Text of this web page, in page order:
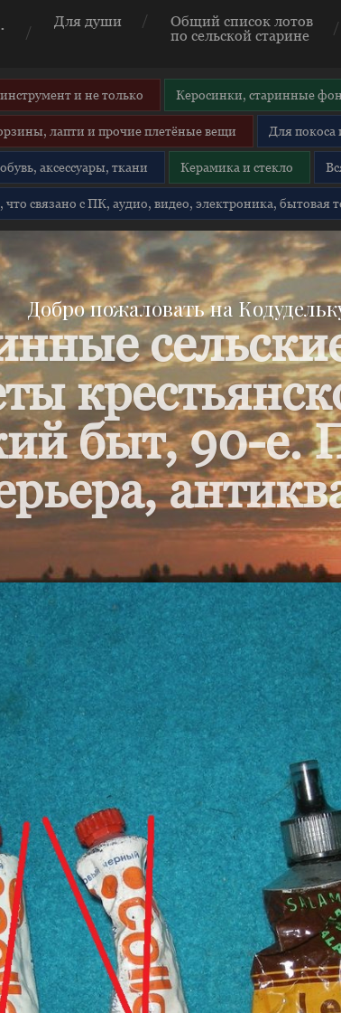
Для души
Общий список лотов
по сельской старине
и не только Керосинки, старинные
лапти и прочие плетёные вещи Для покоса
аксессуары, ткани Керамика и стекло
что связано с ПК, аудио, видео, электроника, бытовая
Добро пожаловать на
быт, 90-е.